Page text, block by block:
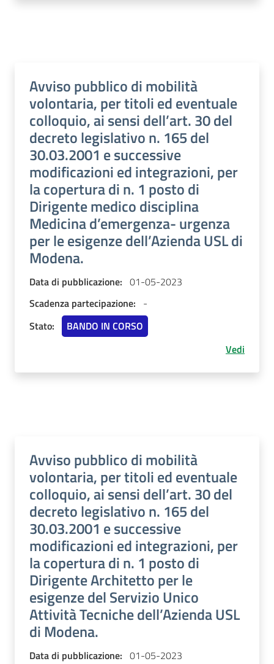
Avviso pubblico di mobilità
volontaria, per titoli ed eventuale
colloquio, ai sensi dell’art. 30 del
decreto legislativo n. 165 del
30.03.2001 e successive
modificazioni ed integrazioni, per
la copertura di n. 1 posto di
Dirigente medico disciplina
Medicina d’emergenza- urgenza
per le esigenze dell’Azienda USL di
Modena.
Data di pubblicazione: 01-05-2023
Scadenza partecipazione: -
Stato:
BANDO IN CORSO
Vedi
Avviso pubblico di mobilità
volontaria, per titoli ed eventuale
colloquio, ai sensi dell’art. 30 del
decreto legislativo n. 165 del
30.03.2001 e successive
modificazioni ed integrazioni, per
la copertura di n. 1 posto di
Dirigente Architetto per le
esigenze del Servizio Unico
Attività Tecniche dell’Azienda USL
di Modena.
Data di pubblicazione: 01-05-2023